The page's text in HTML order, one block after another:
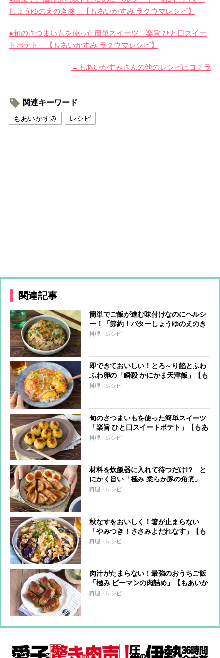
しょうゆのえのき豚」【もあいかすみ ラクウマレシピ】
●旬のさつまいもを使った簡単スイーツ「楽旨 ひと口スイー
トポテト」【もあいかすみ ラクウマレシピ】
→もあいかすみさんの他のレシピはコチラ
関連キーワード
もあいかすみ
レシピ
関連記事
簡単でご飯が進む味付けなのにヘルシ
ー！「節約！バターしょうゆのえのき
豚」【もあいかすみ ラクウマレシピ】
料理・レシピ
即できておいしい！とろ～り餡とふわ
ふわ卵の「瞬殺 かにかま天津飯」【も
あいかすみ ラクウマレシピ】
料理・レシピ
旬のさつまいもを使った簡単スイーツ
「楽旨 ひと口スイートポテト」【もあ
いかすみ ラクウマレシピ】
料理・レシピ
材料を炊飯器に入れて待つだけ!? と
にかく旨い「極み 柔らか豚の角煮」
【もあいかすみ ラクウマレシピ】
料理・レシピ
秋なすをおいしく！箸が止まらない
「やみつき！ささみよだれなす」【も
あいかすみ ラクウマレシピ】
料理・レシピ
肉汁がたまらない！最強のおうちご飯
「極み ピーマンの肉詰め」【もあいか
すみ ラクウマレシピ】
料理・レシピ